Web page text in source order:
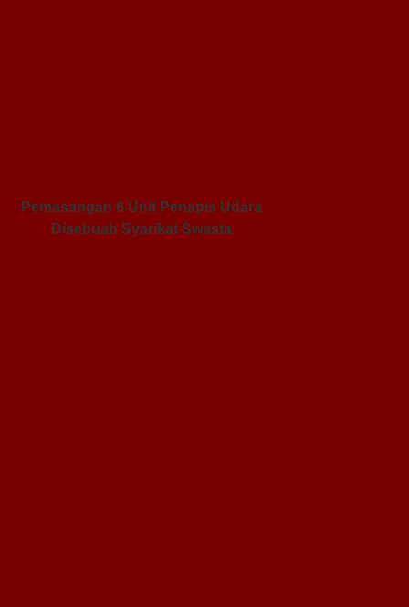
Pemasangan 6 Unit Penapis Udara
Disebuah Syarikat Swasta